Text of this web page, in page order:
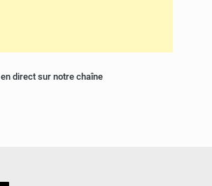
direct sur notre chaîne